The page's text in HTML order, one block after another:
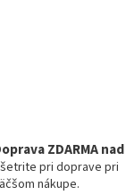
ZDARMA
pri doprave pri
nákupe.